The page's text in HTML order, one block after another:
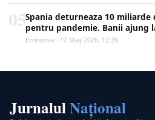
Spania deturneaza 10 miliarde
pentru pandemie. Banii ajung
Economie · 12 May 2026, 12:28
JurnalulNațional